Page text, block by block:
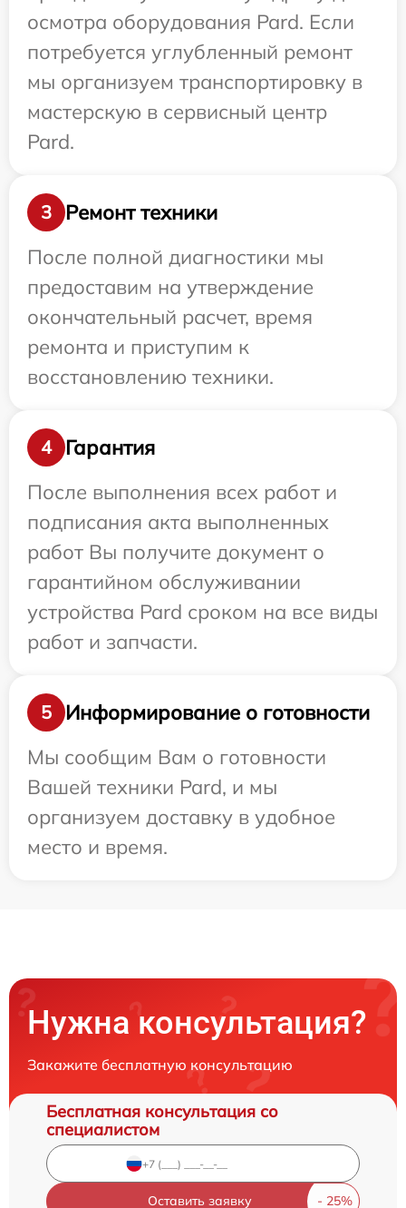
осмотра оборудования Pard. Если
потребуется углубленный ремонт
мы организуем транспортировку в
мастерскую в сервисный центр
Pard.
3
Ремонт техники
После полной диагностики мы
предоставим на утверждение
окончательный расчет, время
ремонта и приступим к
восстановлению техники.
4
Гарантия
После выполнения всех работ и
подписания акта выполненных
работ Вы получите документ о
гарантийном обслуживании
устройства Pard сроком на все виды
работ и запчасти.
5
Информирование о готовности
Мы сообщим Вам о готовности
Вашей техники Pard, и мы
организуем доставку в удобное
место и время.
Нужна консультация?
Закажите бесплатную консультацию
Бесплатная консультация со
специалистом
Оставить заявку